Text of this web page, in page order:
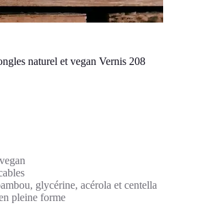
naturel et vegan Vernis 208
glycérine, acérola et centella
pleine forme